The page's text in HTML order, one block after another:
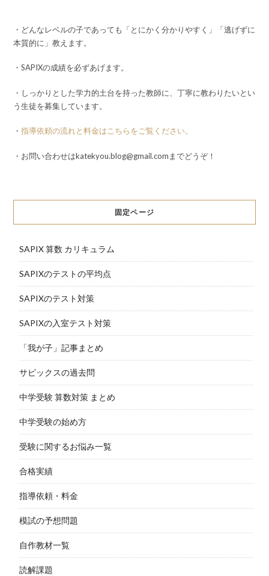
・どんなレベルの子であっても「とにかく分かりやすく」「逃げずに
本質的に」教えます。
・SAPIXの成績を必ずあげます。
・しっかりとした学力的土台を持った教師に、丁寧に教わりたいとい
う生徒を募集しています。
・ 指導依頼の流れと料金はこちらをご覧ください。
・お問い合わせはkatekyou.blog@gmail.comまでどうぞ！
固定ページ
SAPIX 算数 カリキュラム
SAPIXのテストの平均点
SAPIXのテスト対策
SAPIXの入室テスト対策
「我が子」記事まとめ
サピックスの過去問
中学受験 算数対策 まとめ
中学受験の始め方
受験に関するお悩み一覧
合格実績
指導依頼・料金
模試の予想問題
自作教材一覧
読解課題